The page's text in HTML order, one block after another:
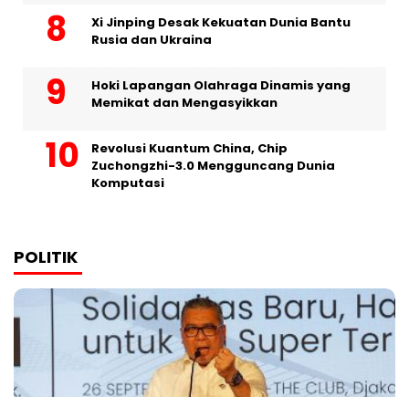
Xi Jinping Desak Kekuatan Dunia Bantu
Rusia dan Ukraina
Hoki Lapangan Olahraga Dinamis yang
Memikat dan Mengasyikkan
Revolusi Kuantum China, Chip
Zuchongzhi-3.0 Mengguncang Dunia
Komputasi
POLITIK